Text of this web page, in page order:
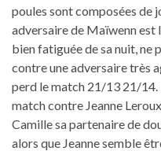
poules sont composées de
adversaire de Maïwenn est
bien fatiguée de sa nuit, ne
contre une adversaire très
perd le match 21/13 21/14.
match contre Jeanne
Camille sa partenaire de
alors que Jeanne semble